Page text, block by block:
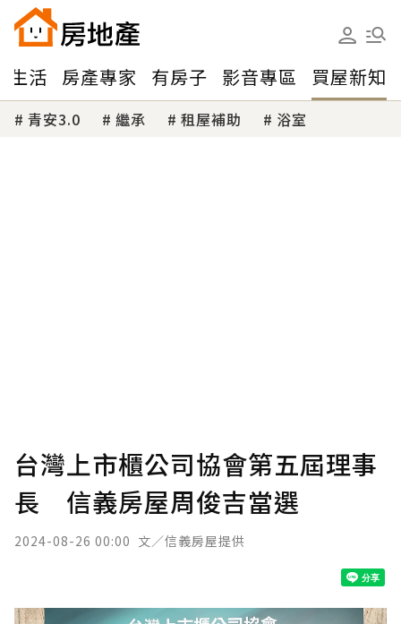
生活 房產專家 有房子 影音專區 買屋新知
青安3.0 繼承 租屋補助 浴室
台灣上市櫃公司協會第五屆理事
長 信義房屋周俊吉當選
2024-08-26 00:00 文／信義房屋提供